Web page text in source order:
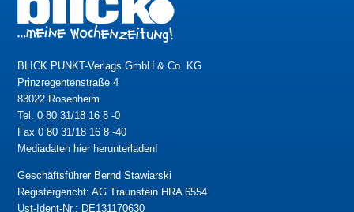
BLICK PUNKT-Verlags GmbH & Co. KG
Prinzregentenstraße 4
83022 Rosenheim
Tel. 0 80 31/18 16 8 -0
Fax 0 80 31/18 16 8 -40
Mediadaten hier herunterladen!
Geschäftsführer Bernd Stawiarski
Registergericht: AG Traunstein HRA 6554
Ust-Ident-Nr.: DE131170630